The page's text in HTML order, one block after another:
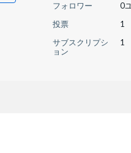
フォロワー
0
投票
1
サブスクリプシ
ョン
1